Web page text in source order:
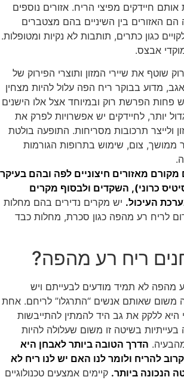
אותם חיידקים מפיצי הריח. אזורים נוספים
האזורים בין השיניים בהם מצטברים
כגון כתרים, תותבות לא נקיות ומטופלות.
אבצס.
שוטף את שיירי המזון ותוצרי הפירוק של
מדוע בבוקר ריח הפה עלול להיות מצחין
פחות הפרשת רוק ובמיוחד אצל אלו הישנים
יותר, לחיידקים יש אפשרויות לפרק את
ולייצר תרכובות מסריחות. התופעה בולטת
ממושך, צום, שימוש בתרופות הגורמות
מקורם מאזורים חיצוניים לפה ובהם בעיקר
כרוני), השקדים ולבסוף מקרים
העיכול. יש מקרים נדירים בהם מחלות
לריח רע מהפה כגון סכרת, מחלות כבד
ריח רע מהפה?
מהפה לא תמיד מודעים לבעייתם ויש
משום שאותם אנשים “התרגלו” לריחם. אחת
היא ללקק את גב היד להמתין להתייבשות
בעייתיות בשיטה זו משום שעלולה להיות
הדרך הטובה ביותר לאבחן היא
להריח ולומר לנו האם יש לנו ריח לא
הנכונה ביותר. קיימים אמצעים טכנולוגיים